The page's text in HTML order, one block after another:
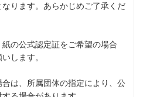
ります。あらかじめご了承くだ
の公式認定証をご希望の場合
します。
は、所属団体の指定により、公